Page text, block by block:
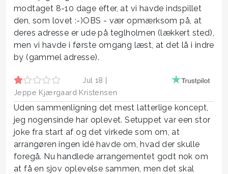
modtaget 8-10 dage efter, at vi havde indspillet
den, som lovet :-)OBS - vær opmærksom på, at
deres adresse er ude på teglholmen (lækkert sted),
men vi havde i første omgang læst, at det lå i indre
by (gammel adresse).
Jul 18 |
Jeppe Kjærgaard Kristensen
Uden sammenligning det mest latterlige koncept,
jeg nogensinde har oplevet. Setuppet var een stor
joke fra start af og det virkede som om, at
arrangøren ingen idé havde om, hvad der skulle
foregå. Nu handlede arrangementet godt nok om
at få en sjov oplevelse sammen, men det skal